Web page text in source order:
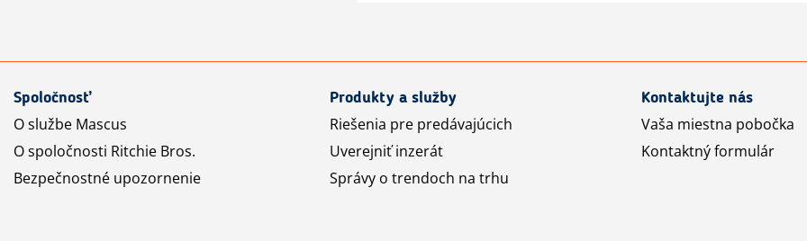
Spoločnosť
O službe Mascus
O spoločnosti Ritchie Bros.
Bezpečnostné upozornenie
Produkty a služby
Riešenia pre predávajúcich
Uverejniť inzerát
Správy o trendoch na trhu
Kontaktujte nás
Vaša miestna pobočka
Kontaktný formulár